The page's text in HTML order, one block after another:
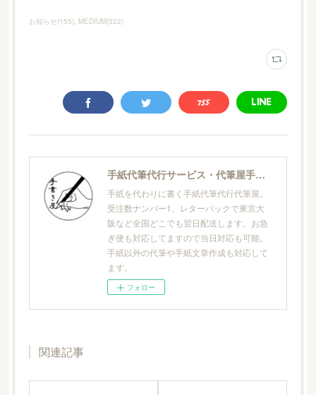
お知らせ(155) MEDIUM(322)
手紙代筆代行サービス・代筆屋手書き屋®
手紙を代わりに書く手紙代筆代行代筆屋。
受注数ナンバー1、レターパックで東京大
阪など全国どこでも翌日配送します。お急
ぎ便も対応してますので当日対応も可能。
手紙以外の代筆や手紙文章作成も対応して
ます。
フォロー
関連記事